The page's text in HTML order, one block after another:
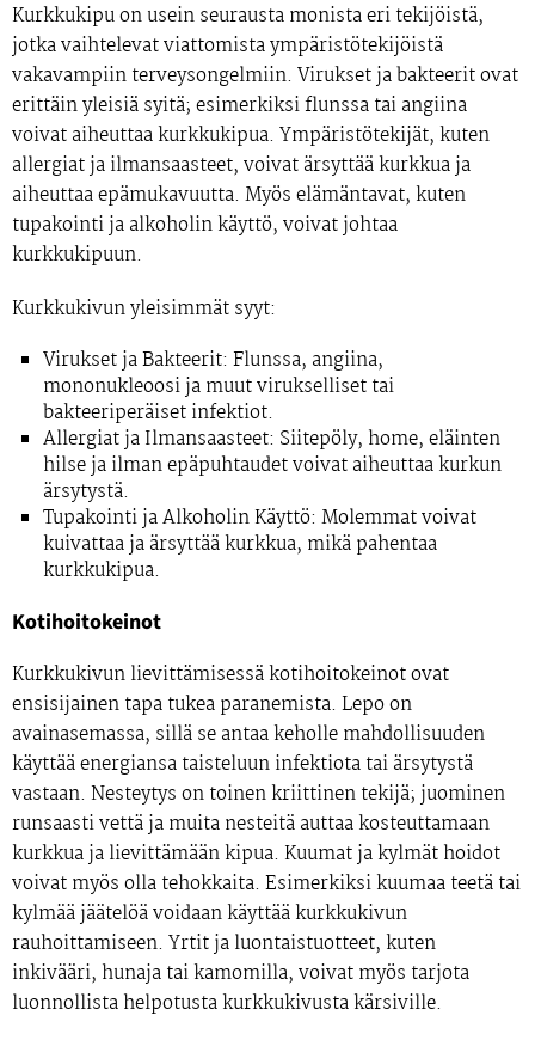
Kurkkukipu on usein seurausta monista eri tekijöistä,
jotka vaihtelevat viattomista ympäristötekijöistä
vakavampiin terveysongelmiin. Virukset ja bakteerit ovat
erittäin yleisiä syitä; esimerkiksi flunssa tai angiina
voivat aiheuttaa kurkkukipua. Ympäristötekijät, kuten
allergiat ja ilmansaasteet, voivat ärsyttää kurkkua ja
aiheuttaa epämukavuutta. Myös elämäntavat, kuten
tupakointi ja alkoholin käyttö, voivat johtaa
kurkkukipuun.
Kurkkukivun yleisimmät syyt:
Virukset ja Bakteerit: Flunssa, angiina,
mononukleoosi ja muut virukselliset tai
bakteeriperäiset infektiot.
Allergiat ja Ilmansaasteet: Siitepöly, home, eläinten
hilse ja ilman epäpuhtaudet voivat aiheuttaa kurkun
ärsytystä.
Tupakointi ja Alkoholin Käyttö:Molemmat voivat
kuivattaa ja ärsyttää kurkkua, mikä pahentaa
kurkkukipua.
Kotihoitokeinot
Kurkkukivun lievittämisessä kotihoitokeinot ovat
ensisijainen tapa tukea paranemista. Lepo on
avainasemassa, sillä se antaa keholle mahdollisuuden
käyttää energiansa taisteluun infektiota tai ärsytystä
vastaan. Nesteytys on toinen kriittinen tekijä; juominen
runsaasti vettä ja muita nesteitä auttaa kosteuttamaan
kurkkua ja lievittämään kipua. Kuumat ja kylmät hoidot
voivat myös olla tehokkaita. Esimerkiksi kuumaa teetä tai
kylmää jäätelöä voidaan käyttää kurkkukivun
rauhoittamiseen. Yrtit ja luontaistuotteet, kuten
inkivääri, hunaja tai kamomilla, voivat myös tarjota
luonnollista helpotusta kurkkukivusta kärsiville.